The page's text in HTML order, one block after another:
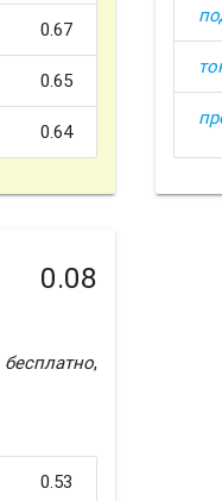
0.67
0.65
0.64
0.08
бесплатно,
0.53